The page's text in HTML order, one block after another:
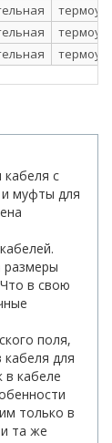
с
муфты для
размеры
в свою
поля,
кабеля для
в кабеле
только в
та же